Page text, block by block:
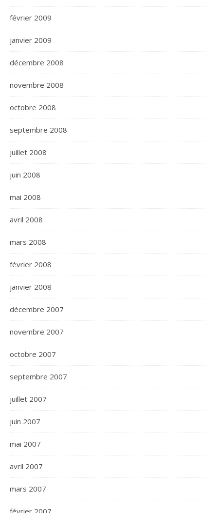
février 2009
janvier 2009
décembre 2008
novembre 2008
octobre 2008
septembre 2008
juillet 2008
juin 2008
mai 2008
avril 2008
mars 2008
février 2008
janvier 2008
décembre 2007
novembre 2007
octobre 2007
septembre 2007
juillet 2007
juin 2007
mai 2007
avril 2007
mars 2007